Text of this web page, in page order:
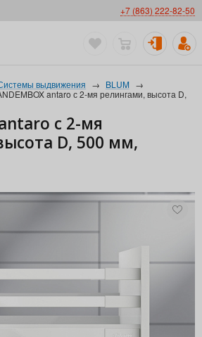
+7 (863) 222-82-50
выдвижения → BLUM →
antaro с 2-мя релингами, высота D,
с 2-мя
D, 500 мм,